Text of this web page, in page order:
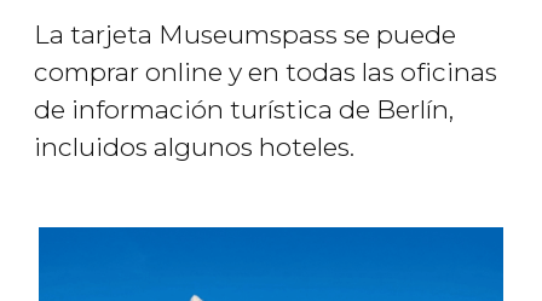
La tarjeta Museumspass se puede
comprar online y en todas las oficinas
de información turística de Berlín,
incluidos algunos hoteles.